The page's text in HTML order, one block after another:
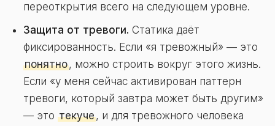
переоткрытия всего на следующем уровне.
Защита от тревоги. Статика даёт
фиксированность. Если «я тревожный» — это
понятно, можно строить вокруг этого жизнь.
Если «у меня сейчас активирован паттерн
тревоги, который завтра может быть другим»
— это текуче, и для тревожного человека